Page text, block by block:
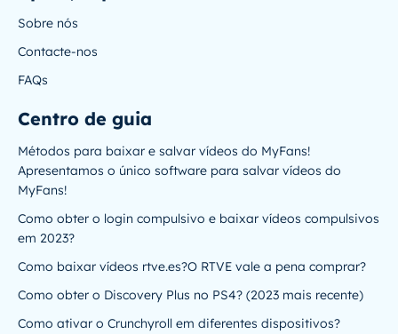
Sobre nós
Contacte-nos
FAQs
Centro de guia
Métodos para baixar e salvar vídeos do MyFans!
Apresentamos o único software para salvar vídeos do
MyFans!
Como obter o login compulsivo e baixar vídeos compulsivos
em 2023?
Como baixar vídeos rtve.es?O RTVE vale a pena comprar?
Como obter o Discovery Plus no PS4? (2023 mais recente)
Como ativar o Crunchyroll em diferentes dispositivos?